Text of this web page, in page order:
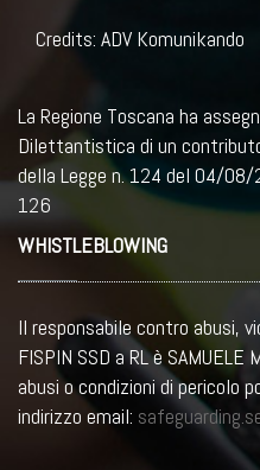
Credits: ADV Komunikando
La Regione Toscana ha
Dilettantistica di un
della Legge n. 124 del 04/
126
WHISTLEBLOWING
Il responsabile contro abusi,
FISPIN SSD a RL è SAMUELE
abusi o condizioni di
indirizzo email: